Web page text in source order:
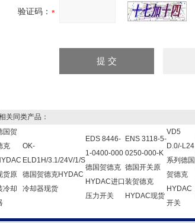
验证码：
同类产品：
国贺
克
货原
冷却
OK-
ELD1H/3.1/24V/1/S
德国贺德克HYDAC
冷却器现货
EDS 8446-
1-0400-000
德国贺德克
HYDAC进口
压力开关
ENS 3118-5-
0250-000-K
德国开关原
装贺德克
HYDAC现货
VD5
D.0/-L24
系列德国
贺德克
HYDAC
开关